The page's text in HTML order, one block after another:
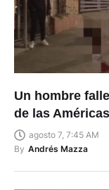
Un hombre
de las Américas
agosto 7, 7:45 AM
By Andrés Mazza